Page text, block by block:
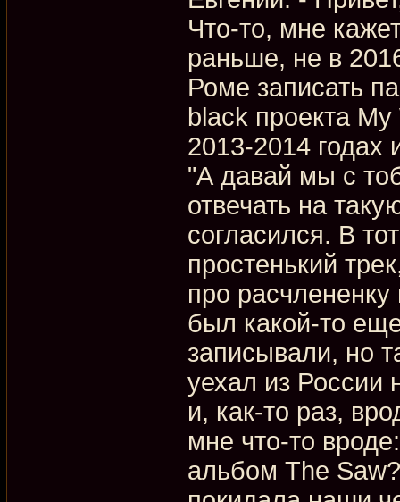
Что-то, мне
раньше, не в
Роме записать
black проекта
2013-2014
"А давай мы с
отвечать на
согласился. В
простенький
про
был какой-то
записывали, но
уехал из
и, как-то раз,
мне что-то
альбом The